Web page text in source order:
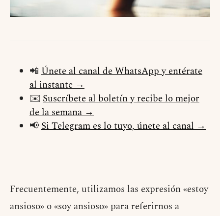
📲 Únete al canal de WhatsApp y entérate
al instante →
✉️ Suscríbete al boletín y recibe lo mejor
de la semana →
📢Si Telegram es lo tuyo, únete al canal →
Frecuentemente, utilizamos las expresión «estoy
ansioso» o «soy ansioso» para referirnos a